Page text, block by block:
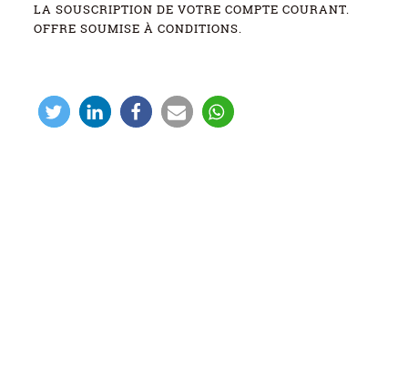
LA SOUSCRIPTION DE VOTRE COMPTE COURANT.
OFFRE SOUMISE À CONDITIONS.